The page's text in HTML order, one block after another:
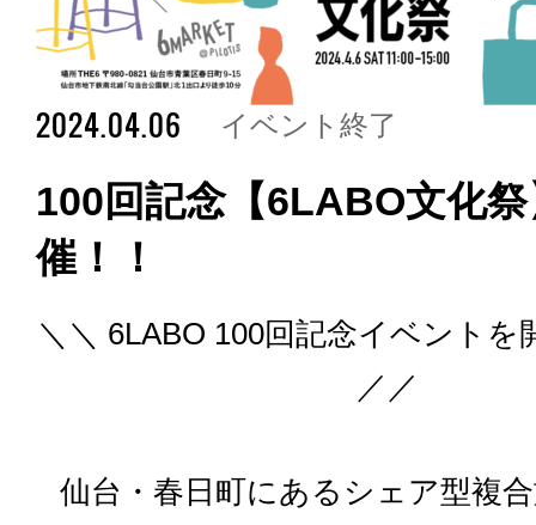
2024.04.06 イベント終了
100回記念【6LABO文化
催！！
＼＼ 6LABO 100回記念イベントを
／／
仙台・春日町にあるシェア型複